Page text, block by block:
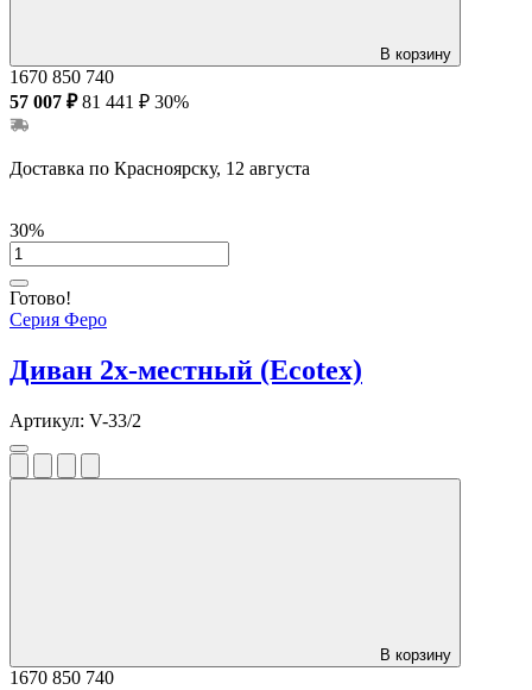
В корзину
1670 850 740
57 007 ₽ 81 441 ₽ 30%
Доставка по Красноярску, 12 августа
30%
Готово!
Серия Феро
Диван 2х-местный (Ecotex)
Артикул: V-33/2
В корзину
1670 850 740